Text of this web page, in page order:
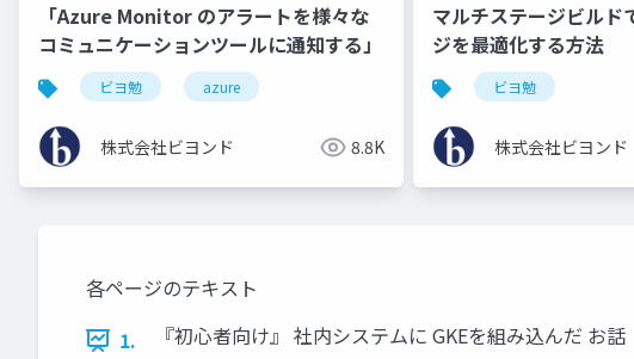
「Azure Monitor のアラートを様々な
コミュニケーションツールに通知する」
ビヨ勉 azure
株式会社ビヨンド 8.8K
マルチステージビル
ジを最適化する方法
ビヨ勉
株式会社ビヨンド
各ページのテキスト
1.
『初心者向け』 社内システムに GKEを組み込んだ お話